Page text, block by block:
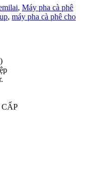
, Máy pha cà phê
, máy pha cà phê cho